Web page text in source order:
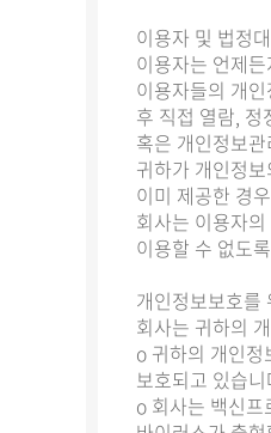
이용자 및 법정
이용자는 언제
이용자들의 개
후 직접 열람, 정
혹은 개인정보
귀하가 개인정
이미 제공한 경
회사는 이용자
이용할 수 없도
개인정보보호를
회사는 귀하의
ο 귀하의 개인
보호되고 있습니
ο 회사는 백신